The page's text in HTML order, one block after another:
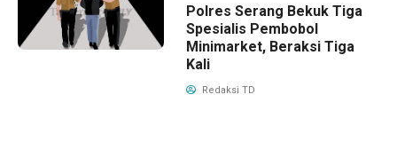
Polres Serang Bekuk Tiga
Spesialis Pembobol
Minimarket, Beraksi Tiga
Kali
Redaksi TD